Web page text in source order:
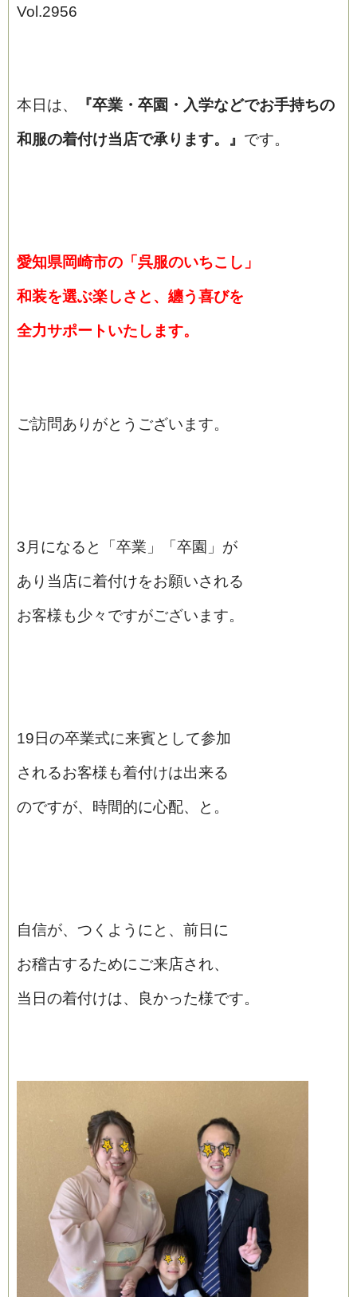
Vol.2956
本日は、 『卒業・卒園・入学などでお手持ちの
和服の着付け当店で承ります。 』 です。
愛知県岡崎市の「呉服のいちこし」
和装を選ぶ楽しさと、纏う喜びを
全力サポートいたします。
ご訪問ありがとうございます。
3月になると「卒業」「卒園」が
あり当店に着付けをお願いされる
お客様も少々ですがございます。
19日の卒業式に来賓として参加
されるお客様も着付けは出来る
のですが、時間的に心配、と。
自信が、つくようにと、前日に
お稽古するためにご来店され、
当日の着付けは、良かった様です。